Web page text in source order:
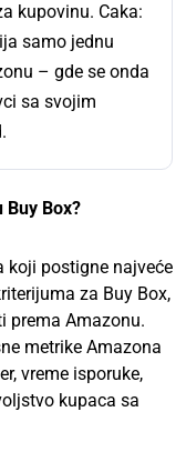
kupovinu. Caka:
samo jednu
– gde se onda
sa svojim
Buy Box?
koji postigne najveće
za Buy Box,
prema Amazonu.
metrike Amazona
vreme isporuke,
kupaca sa